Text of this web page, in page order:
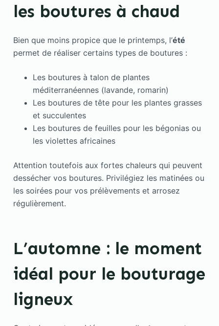
les boutures à chaud
Bien que moins propice que le printemps, l’été
permet de réaliser certains types de boutures :
Les boutures à talon de plantes
méditerranéennes (lavande, romarin)
Les boutures de tête pour les plantes grasses
et succulentes
Les boutures de feuilles pour les bégonias ou
les violettes africaines
Attention toutefois aux fortes chaleurs qui peuvent
dessécher vos boutures. Privilégiez les matinées ou
les soirées pour vos prélèvements et arrosez
régulièrement.
L’automne : le moment
idéal pour le bouturage
ligneux